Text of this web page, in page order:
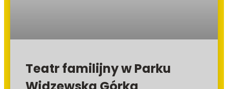
Teatr familijny w Parku